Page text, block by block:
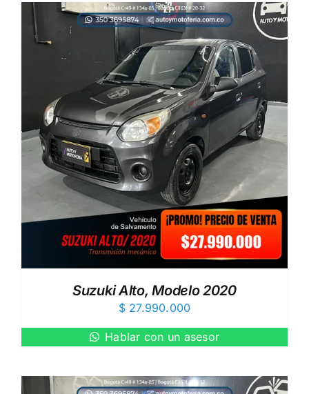
Suzuki Alto, Modelo 2020
$27.990.000
Hablar con un asesor